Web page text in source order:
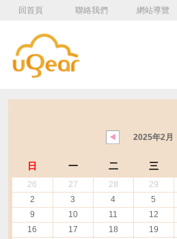
回首頁 聯絡我們 網站導覽
2025年2月
日 一 二 三
26 27 28 29
2
3 4 5
9
10 11 12
16
17 18 19